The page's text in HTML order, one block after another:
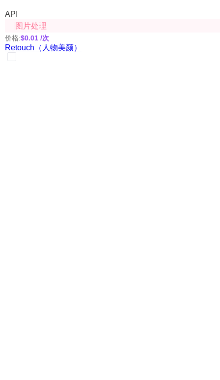
API
图片处理
价格:$0.01 /次
Retouch（人物美颜）